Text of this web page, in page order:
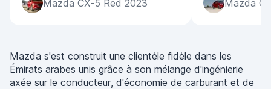
Mazda CX-5 Red 2023 Mazda
Mazda s'est construit une clientèle fidèle dans les
Émirats arabes unis grâce à son mélange d'ingénierie
axée sur le conducteur, d'économie de carburant et de